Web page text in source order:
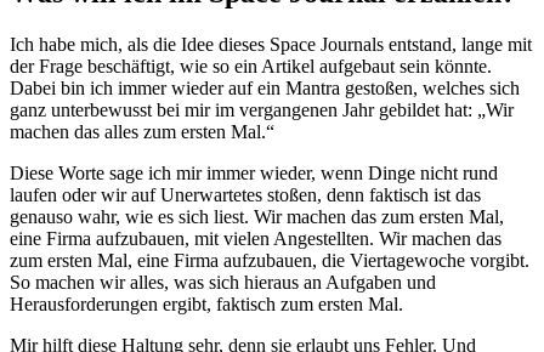
Ich habe mich, als die Idee dieses Space Journals entstand, lange mit
der Frage beschäftigt, wie so ein Artikel aufgebaut sein könnte.
Dabei bin ich immer wieder auf ein Mantra gestoßen, welches sich
ganz unterbewusst bei mir im vergangenen Jahr gebildet hat: „Wir
machen das alles zum ersten Mal.“
Diese Worte sage ich mir immer wieder, wenn Dinge nicht rund
laufen oder wir auf Unerwartetes stoßen, denn faktisch ist das
genauso wahr, wie es sich liest. Wir machen das zum ersten Mal,
eine Firma aufzubauen, mit vielen Angestellten. Wir machen das
zum ersten Mal, eine Firma aufzubauen, die Viertagewoche vorgibt.
So machen wir alles, was sich hieraus an Aufgaben und
Herausforderungen ergibt, faktisch zum ersten Mal.
Mir hilft diese Haltung sehr, denn sie erlaubt uns Fehler. Und